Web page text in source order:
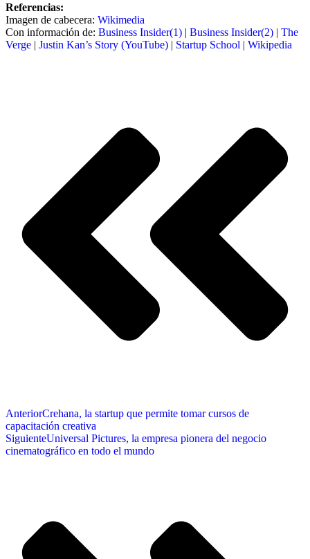
Referencias:
Imagen de cabecera: Wikimedia
Con información de: Business Insider(1) | Business Insider(2) | The
Verge | Justin Kan’s Story (YouTube) | Startup School | Wikipedia
AnteriorCrehana, la startup que permite tomar cursos de
capacitación creativa
SiguienteUniversal Pictures, la empresa pionera del negocio
cinematográfico en todo el mundo